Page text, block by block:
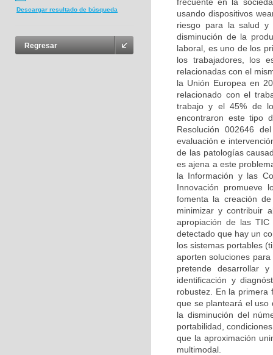
Descargar resultado de búsqueda
Regresar
usando dispositivos
riesgo para la salud y
disminución de la
laboral, es uno de los
los trabajadores, los
relacionadas con el
la Unión Europea en
relacionado con el
trabajo y el 45% de
encontraron este tipo
Resolución 002646
evaluación e
de las patologías
es ajena a este
la Información y las
Innovación promueve
fomenta la creación
minimizar y contribuir
apropiación de las
detectado que hay un
los sistemas portables
aporten soluciones
pretende desarrollar
identificación y
robustez. En la primera
que se planteará el uso
la disminución del
portabilidad,
que la aproximación
multimodal.